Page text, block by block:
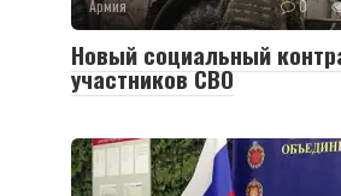
Армия 0
Новый социальный
участников СВО